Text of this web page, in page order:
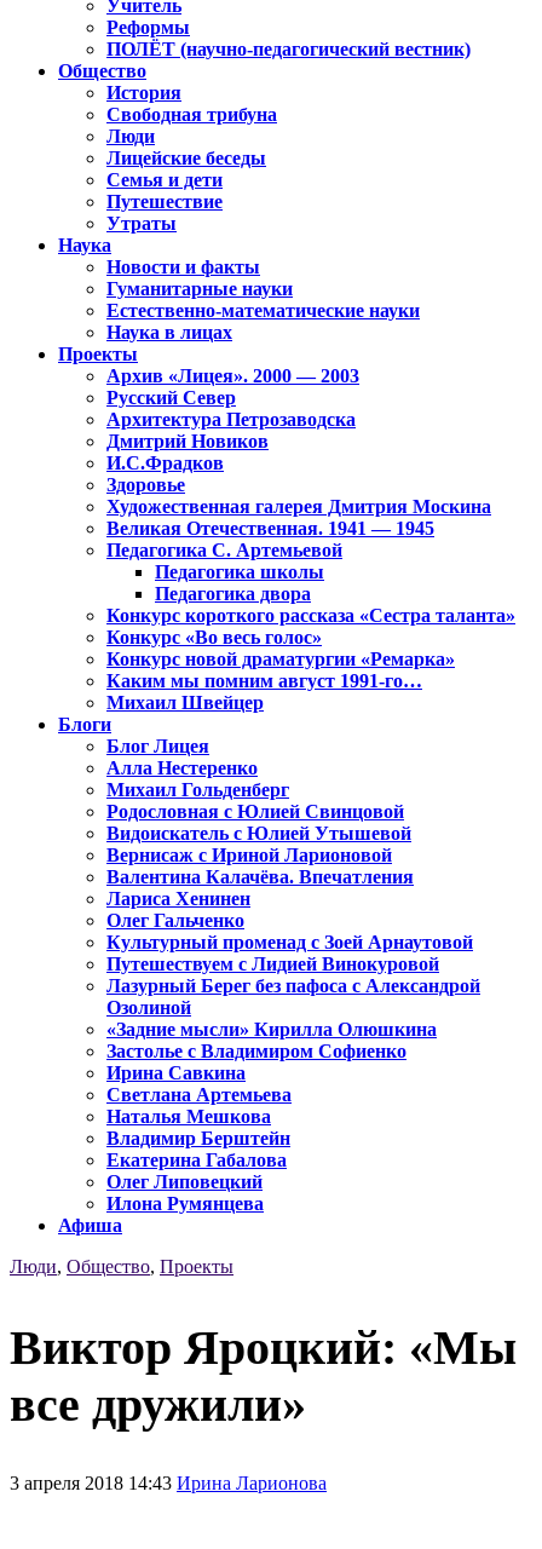
Учитель
Реформы
ПОЛЁТ (научно-педагогический вестник)
Общество
История
Свободная трибуна
Люди
Лицейские беседы
Семья и дети
Путешествие
Утраты
Наука
Новости и факты
Гуманитарные науки
Естественно-математические науки
Наука в лицах
Проекты
Архив «Лицея». 2000 — 2003
Русский Север
Архитектура Петрозаводска
Дмитрий Новиков
И.С.Фрадков
Здоровье
Художественная галерея Дмитрия Москина
Великая Отечественная. 1941 — 1945
Педагогика С. Артемьевой
Педагогика школы
Педагогика двора
Конкурс короткого рассказа «Сестра таланта»
Конкурс «Во весь голос»
Конкурс новой драматургии «Ремарка»
Каким мы помним август 1991-го…
Михаил Швейцер
Блоги
Блог Лицея
Алла Нестеренко
Михаил Гольденберг
Родословная с Юлией Свинцовой
Видоискатель с Юлией Утышевой
Вернисаж с Ириной Ларионовой
Валентина Калачёва. Впечатления
Лариса Хенинен
Олег Гальченко
Культурный променад с Зоей Арнаутовой
Путешествуем с Лидией Винокуровой
Лазурный Берег без пафоса с Александрой
Озолиной
«Задние мысли» Кирилла Олюшкина
Застолье с Владимиром Софиенко
Ирина Савкина
Светлана Артемьева
Наталья Мешкова
Владимир Берштейн
Екатерина Габалова
Олег Липовецкий
Илона Румянцева
Афиша
Люди, Общество, Проекты
Виктор Яроцкий: «Мы
все дружили»
3 апреля 2018 14:43 Ирина Ларионова